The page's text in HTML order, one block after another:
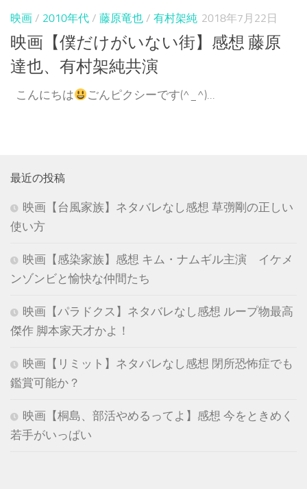
映画 / 2010年代 / 藤原竜也 / 有村架純 2018年7月22日
映画【僕だけがいない街】感想 藤原
達也、有村架純共演
こんにちは ごんピクシーです(^_^)...
最近の投稿
映画【台風家族】ネタバレなし感想 草彅剛の正しい
使い方
映画【感染家族】感想 キム・ナムギル主演 イケメ
ンゾンビと愉快な仲間たち
映画【パラドクス】ネタバレなし感想 ループ物最高
傑作 脚本家天才かよ！
映画【リミット】ネタバレなし感想 閉所恐怖症でも
鑑賞可能か？
映画【桐島、部活やめるってよ】感想 今をときめく
若手がいっぱい